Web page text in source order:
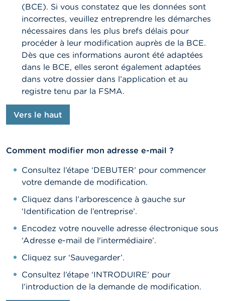
(BCE). Si vous constatez que les données sont
incorrectes, veuillez entreprendre les démarches
nécessaires dans les plus brefs délais pour
procéder à leur modification auprès de la BCE.
Dès que ces informations auront été adaptées
dans le BCE, elles seront également adaptées
dans votre dossier dans l’application et au
registre tenu par la FSMA.
Vers le haut
Comment modifier mon adresse e-mail ?
Consultez l’étape ‘DEBUTER’ pour commencer
votre demande de modification.
Cliquez dans l’arborescence à gauche sur
‘Identification de l’entreprise’.
Encodez votre nouvelle adresse électronique sous
‘Adresse e-mail de l'intermédiaire’.
Cliquez sur ‘Sauvegarder’.
Consultez l’étape ‘INTRODUIRE’ pour
l’introduction de la demande de modification.